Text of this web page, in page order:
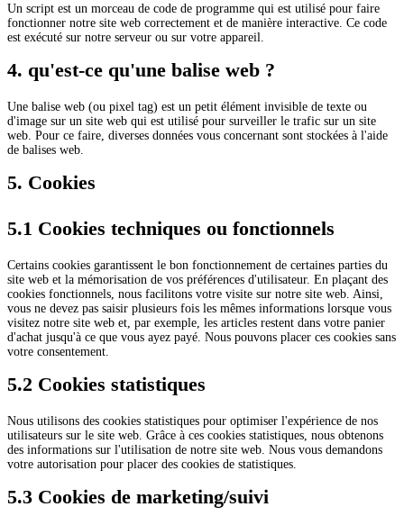
Un script est un morceau de code de programme qui est utilisé pour faire
fonctionner notre site web correctement et de manière interactive. Ce code
est exécuté sur notre serveur ou sur votre appareil.
4. qu'est-ce qu'une balise web ?
Une balise web (ou pixel tag) est un petit élément invisible de texte ou
d'image sur un site web qui est utilisé pour surveiller le trafic sur un site
web. Pour ce faire, diverses données vous concernant sont stockées à l'aide
de balises web.
5. Cookies
5.1 Cookies techniques ou fonctionnels
Certains cookies garantissent le bon fonctionnement de certaines parties du
site web et la mémorisation de vos préférences d'utilisateur. En plaçant des
cookies fonctionnels, nous facilitons votre visite sur notre site web. Ainsi,
vous ne devez pas saisir plusieurs fois les mêmes informations lorsque vous
visitez notre site web et, par exemple, les articles restent dans votre panier
d'achat jusqu'à ce que vous ayez payé. Nous pouvons placer ces cookies sans
votre consentement.
5.2 Cookies statistiques
Nous utilisons des cookies statistiques pour optimiser l'expérience de nos
utilisateurs sur le site web. Grâce à ces cookies statistiques, nous obtenons
des informations sur l'utilisation de notre site web. Nous vous demandons
votre autorisation pour placer des cookies de statistiques.
5.3 Cookies de marketing/suivi